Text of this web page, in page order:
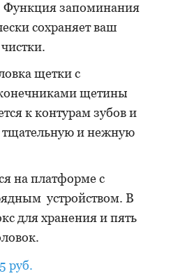
запоминания
сохраняет ваш
щетки с
щетины
к контурам зубов и
тщательную и нежную
на платформе с
устройством. В
для хранения и пять
руб.